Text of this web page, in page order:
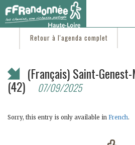
Vous êtes ici :Accueil/C'est d'actu
Retour à l'agenda complet
(Français) Saint-
(42) 07/09/2025
Sorry, this entry is only available in French.